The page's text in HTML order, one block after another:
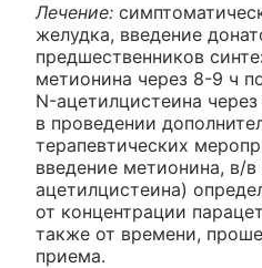
Лечение:
желудка, введение
предшественников
метионина через 8-9 ч
N-ацетилцистеина
в проведении
терапевтических
введение метионина, в/
ацетилцистеина)
от концентрации
также от времени,
приема.